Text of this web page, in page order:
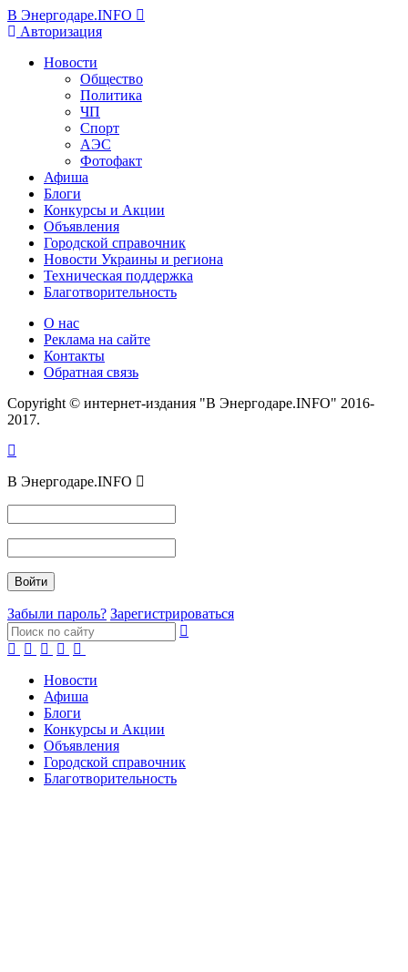
В Энергодаре.INFO
Авторизация
Новости
Общество
Политика
ЧП
Спорт
АЭС
Фотофакт
Афиша
Блоги
Конкурсы и Акции
Объявления
Городской справочник
Новости Украины и региона
Техническая поддержка
Благотворительность
О нас
Реклама на сайте
Контакты
Обратная связь
Copyright © интернет-издания "В Энергодаре.INFO" 2016-
2017.
В Энергодаре.INFO
Забыли пароль? Зарегистрироваться
Новости
Афиша
Блоги
Конкурсы и Акции
Объявления
Городской справочник
Благотворительность